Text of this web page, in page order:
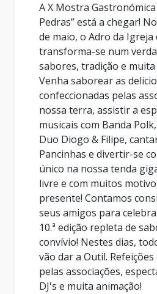
A X Mostra Gastronómica
Pedras” está a chegar!
de maio, o Adro da Igreja
transforma-se num
sabores, tradição e muita
Venha saborear as
confeccionadas pelas
nossa terra, assistir a
musicais com Banda
Duo Diogo & Filipe,
Pancinhas e divertir-se
único na nossa tenda
livre e com muitos
presente! Contamos
seus amigos para
10.ª edição repleta de
convívio! Nestes dias,
vão dar a Outil.
pelas associações,
DJ's e muita animação!